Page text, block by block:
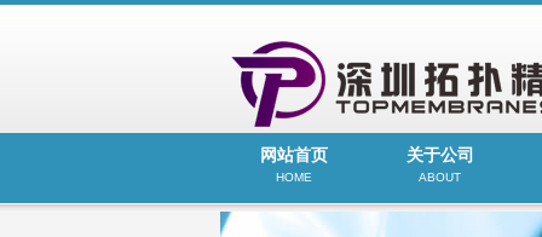
网站首页
HOME
关于公司
ABOUT